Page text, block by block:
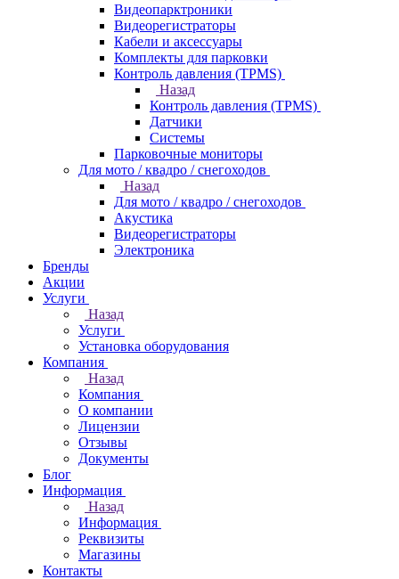
Видеопарктроники
Видеорегистраторы
Кабели и аксессуары
Комплекты для парковки
Контроль давления (TPMS)
Назад
Контроль давления (TPMS)
Датчики
Системы
Парковочные мониторы
Для мото / квадро / снегоходов
Назад
Для мото / квадро / снегоходов
Акустика
Видеорегистраторы
Электроника
Бренды
Акции
Услуги
Назад
Услуги
Установка оборудования
Компания
Назад
Компания
О компании
Лицензии
Отзывы
Документы
Блог
Информация
Назад
Информация
Реквизиты
Магазины
Контакты